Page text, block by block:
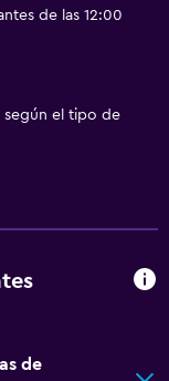
de las 12:00
según el tipo de
de